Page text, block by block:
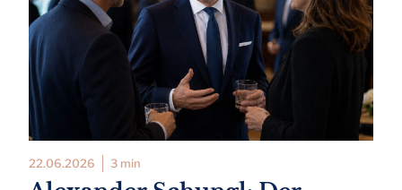
22.06.2026 3 min